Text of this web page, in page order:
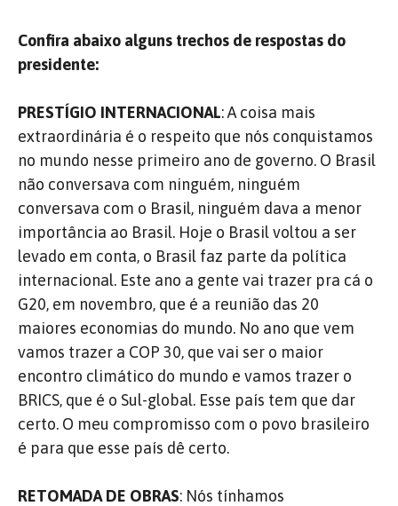
Confira abaixo alguns trechos de respostas do
presidente:
PRESTÍGIO INTERNACIONAL: A coisa mais
extraordinária é o respeito que nós conquistamos
no mundo nesse primeiro ano de governo. O Brasil
não conversava com ninguém, ninguém
conversava com o Brasil, ninguém dava a menor
importância ao Brasil. Hoje o Brasil voltou a ser
levado em conta, o Brasil faz parte da política
internacional. Este ano a gente vai trazer pra cá o
G20, em novembro, que é a reunião das 20
maiores economias do mundo. No ano que vem
vamos trazer a COP 30, que vai ser o maior
encontro climático do mundo e vamos trazer o
BRICS, que é o Sul-global. Esse país tem que dar
certo. O meu compromisso com o povo brasileiro
é para que esse país dê certo.
RETOMADA DE OBRAS: Nós tínhamos